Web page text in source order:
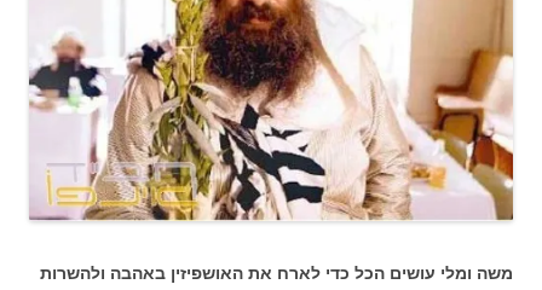
משה ומלי עושים הכל כדי לארח את האושפיזין באהבה ולהשרות